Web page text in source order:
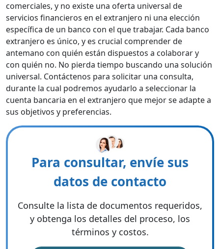
comerciales, y no existe una oferta universal de
servicios financieros en el extranjero ni una elección
específica de un banco con el que trabajar. Cada banco
extranjero es único, y es crucial comprender de
antemano con quién están dispuestos a colaborar y
con quién no. No pierda tiempo buscando una solución
universal. Contáctenos para solicitar una consulta,
durante la cual podremos ayudarlo a seleccionar la
cuenta bancaria en el extranjero que mejor se adapte a
sus objetivos y preferencias.
Para consultar, envíe sus
datos de contacto
Consulte la lista de documentos requeridos,
y obtenga los detalles del proceso, los
términos y costos.